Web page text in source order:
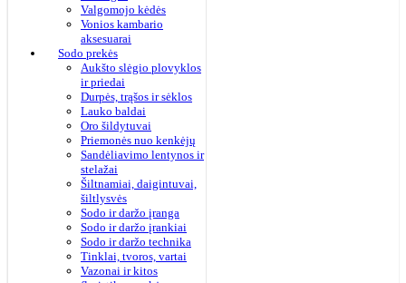
Valgomojo kėdės
Vonios kambario
aksesuarai
Sodo prekės
Aukšto slėgio plovyklos
ir priedai
Durpės, trąšos ir sėklos
Lauko baldai
Oro šildytuvai
Priemonės nuo kenkėjų
Sandėliavimo lentynos ir
stelažai
Šiltnamiai, daigintuvai,
šiltlysvės
Sodo ir daržo įranga
Sodo ir daržo įrankiai
Sodo ir daržo technika
Tinklai, tvoros, vartai
Vazonai ir kitos